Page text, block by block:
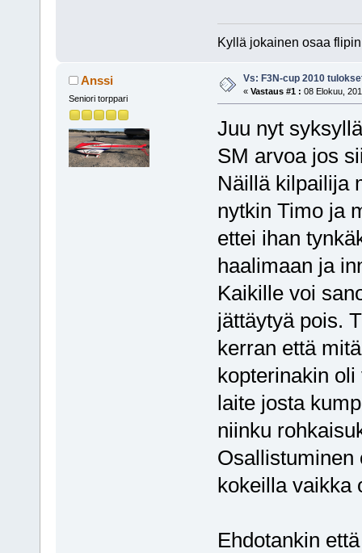
Kyllä jokainen osaa
Anssi
Seniori torppari
Vs: F3N-cup 2010
« Vastaus #1 : 08 Elokuu,
Juu nyt
SM arvoa jos
Näillä kilpailija
nytkin Timo ja
ettei ihan
haalimaan ja
Kaikille voi
jättäytyä pois.
kerran että
kopterinakin
laite josta
niinku
Osallistuminen
kokeilla vaikka
Ehdotankin